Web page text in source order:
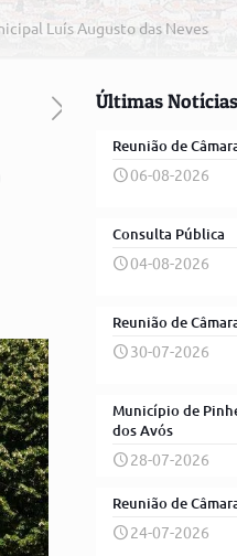
Luís Augusto das Neves
Últimas Notícias
Reunião de
06-08-2026
Consulta Pública
04-08-2026
Reunião de
30-07-2026
Município de
dos Avós
28-07-2026
Reunião de
24-07-2026